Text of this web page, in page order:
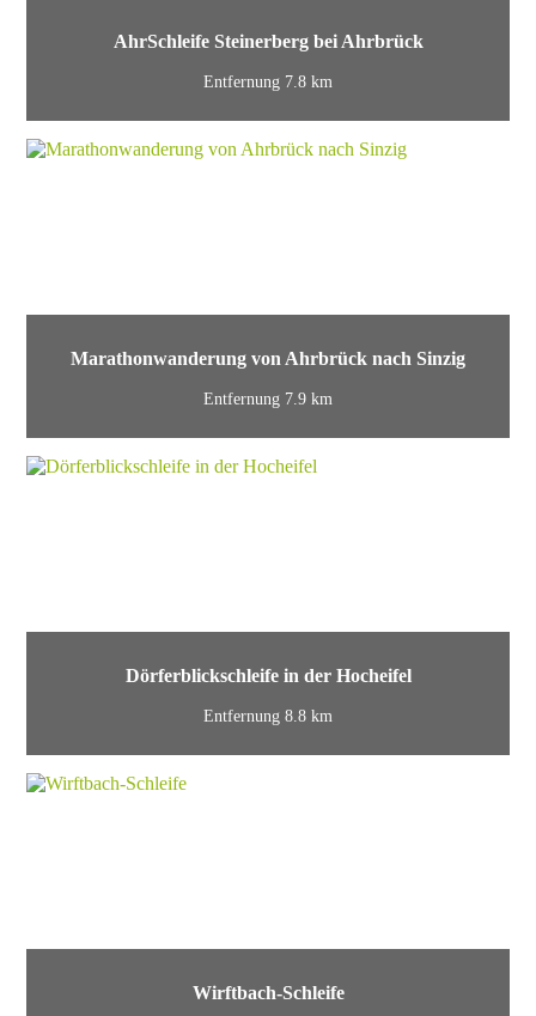
AhrSchleife Steinerberg bei Ahrbrück
Entfernung 7.8 km
Marathonwanderung von Ahrbrück nach Sinzig
Entfernung 7.9 km
Dörferblickschleife in der Hocheifel
Entfernung 8.8 km
Wirftbach-Schleife